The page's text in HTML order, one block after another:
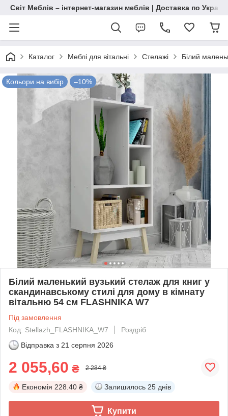
Світ Меблів – інтернет-магазин меблів | Доставка по
Каталог Меблі для вітальні Стелажі Білий
Кольори на вибір –10%
Білий маленький вузький стелаж для книг у
скандинавському стилі для дому в кімнату
вітальню 54 см FLASHNIKA W7
Під замовлення
Код: Stellazh_FLASHNIKA_W7
Роздріб
Відправка з 21 серпня 2026
2 055,60 ₴ 2 284 ₴
Економія 228.40 ₴ Залишилось 25 днів
Купити